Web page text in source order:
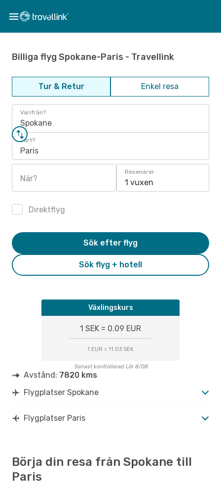
Billiga flyg Spokane-Paris - Travellink
Tur & Retur Enkel resa
Varifrån?
Spokane
Vart?
Paris
När?
Resenärer
1 vuxen
Direktflyg
Sök flyg + hotell
Sök efter flyg
Växlingskurs
1 SEK = 0.09 EUR
1 EUR = 11.03 SEK
Senast kontrollerad Lör 8/08
Avstånd: 7820 kms
Flygplatser Spokane
Flygplatser Paris
Börja din resa från Spokane till
Paris